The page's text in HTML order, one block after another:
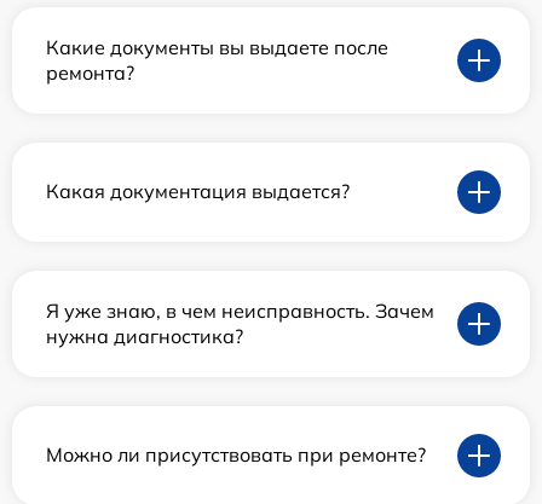
Какие документы вы выдаете после
ремонта?
Какая документация выдается?
Я уже знаю, в чем неисправность. Зачем
нужна диагностика?
Можно ли присутствовать при ремонте?